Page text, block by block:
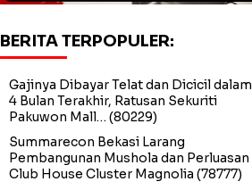
BERITA TERPOPULER:
Gajinya Dibayar Telat dan Dicicil dalam
4 Bulan Terakhir, Ratusan Sekuriti
Pakuwon Mall… (80229)
Summarecon Bekasi Larang
Pembangunan Mushola dan Perluasan
Club House Cluster Magnolia (78777)